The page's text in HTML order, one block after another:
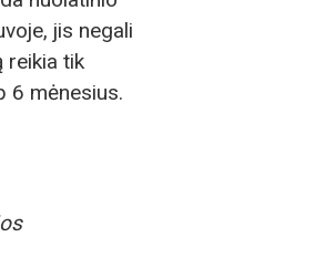
jis negali
reikia tik
6 mėnesius.